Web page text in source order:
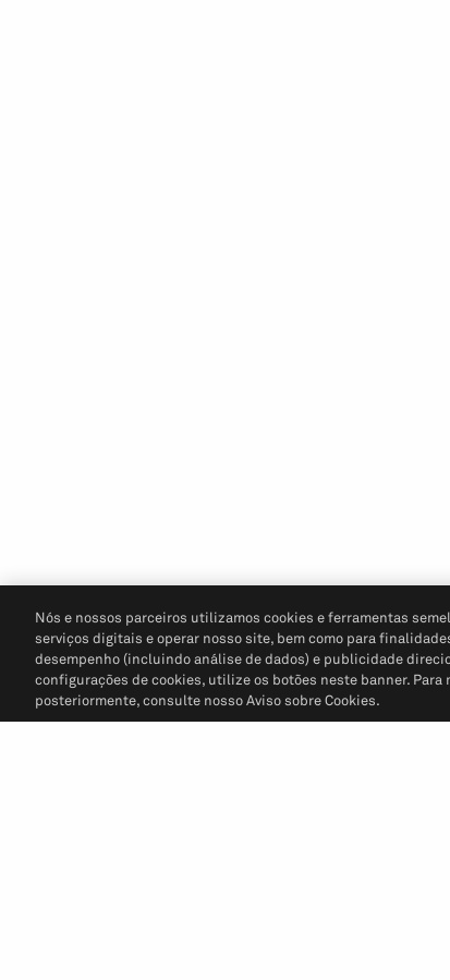
Nós e nossos parceiros utilizamos cookies e ferramentas
serviços digitais e operar nosso site, bem como para
desempenho (incluindo análise de dados) e publicidade
configurações de cookies, utilize os botões neste banner.
posteriormente, consulte nosso Aviso sobre Cookies.